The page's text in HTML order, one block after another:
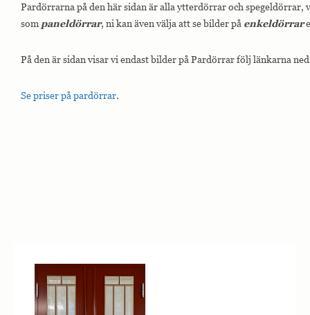
Pardörrarna på den här sidan är alla ytterdörrar och spegeldörrar,
som paneldörrar, ni kan även välja att se bilder på enkeldörrar
På den är sidan visar vi endast bilder på Pardörrar följ länkarna
Se priser på pardörrar.